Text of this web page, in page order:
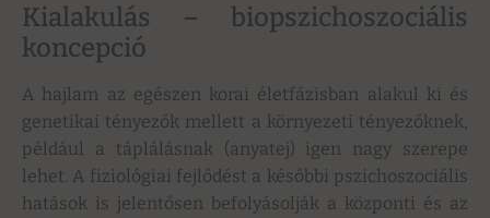
Kialakulás – biopszichoszociális
koncepció
A hajlam az egészen korai életfázisban alakul ki és
genetikai tényezők mellett a környezeti tényezőknek,
például a táplálásnak (anyatej) igen nagy szerepe
lehet. A fiziológiai fejlődést a későbbi pszichoszociális
hatások is jelentősen befolyásolják a központi és az